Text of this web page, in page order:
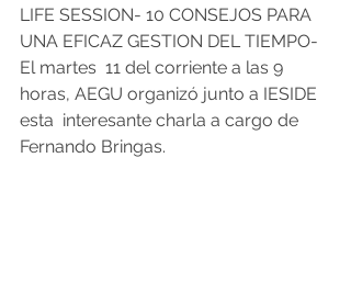
LIFE SESSION- 10 CONSEJOS PARA
UNA EFICAZ GESTION DEL TIEMPO-
El martes  11 del corriente a las 9
horas, AEGU organizó junto a IESIDE
esta  interesante charla a cargo de
Fernando Bringas.